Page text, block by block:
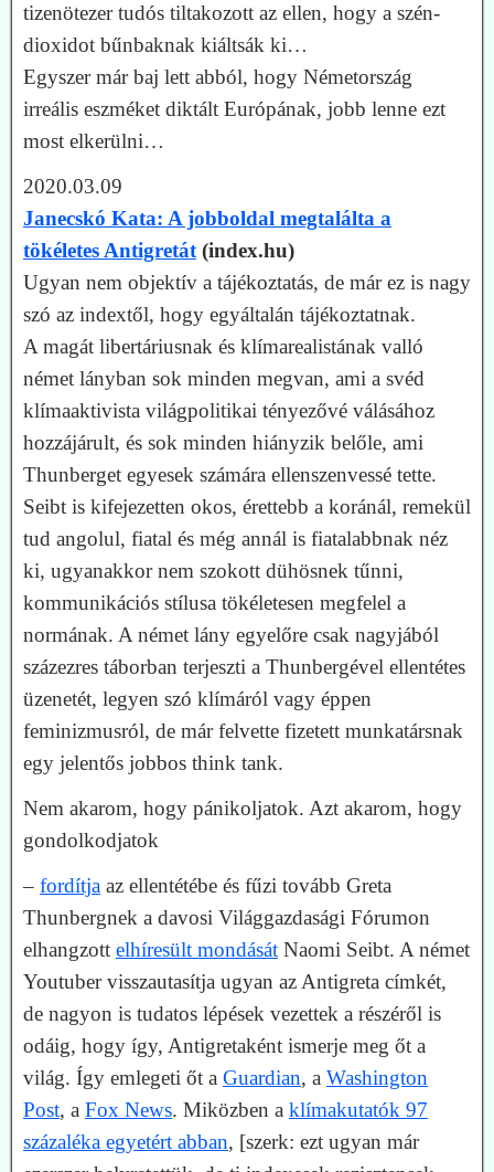
tizenötezer tudós tiltakozott az ellen, hogy a szén-
dioxidot bűnbaknak kiáltsák ki…
Egyszer már baj lett abból, hogy Németország
irreális eszméket diktált Európának, jobb lenne ezt
most elkerülni…
2020.03.09
Janecskó Kata: A jobboldal megtalálta a
tökéletes Antigretát (index.hu)
Ugyan nem objektív a tájékoztatás, de már ez is nagy
szó az indextől, hogy egyáltalán tájékoztatnak.
A magát libertáriusnak és klímarealistának valló
német lányban sok minden megvan, ami a svéd
klímaaktivista világpolitikai tényezővé válásához
hozzájárult, és sok minden hiányzik belőle, ami
Thunberget egyesek számára ellenszenvessé tette.
Seibt is kifejezetten okos, érettebb a koránál, remekül
tud angolul, fiatal és még annál is fiatalabbnak néz
ki, ugyanakkor nem szokott dühösnek tűnni,
kommunikációs stílusa tökéletesen megfelel a
normának. A német lány egyelőre csak nagyjából
százezres táborban terjeszti a Thunbergével ellentétes
üzenetét, legyen szó klímáról vagy éppen
feminizmusról, de már felvette fizetett munkatársnak
egy jelentős jobbos think tank.
Nem akarom, hogy pánikoljatok. Azt akarom, hogy
gondolkodjatok
– fordítja az ellentétébe és fűzi tovább Greta
Thunbergnek a davosi Világgazdasági Fórumon
elhangzott elhíresült mondását Naomi Seibt. A német
Youtuber visszautasítja ugyan az Antigreta címkét,
de nagyon is tudatos lépések vezettek a részéről is
odáig, hogy így, Antigretaként ismerje meg őt a
világ. Így emlegeti őt a Guardian, a Washington
Post, a Fox News. Miközben a klímakutatók 97
százaléka egyetért abban, [szerk: ezt ugyan már